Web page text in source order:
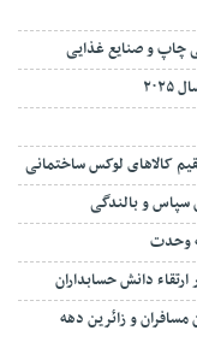
کالاهای لوکس ساختمانی
و بالندگی
وحدت
دانش حسابداران
و زائرین دهه